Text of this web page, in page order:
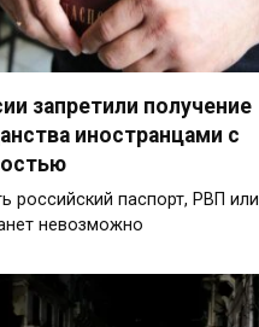
запретили получение
иностранцами с
российский паспорт, РВП или
невозможно